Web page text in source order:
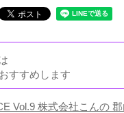
すすめします
Vol.9 株式会社こんの 郡